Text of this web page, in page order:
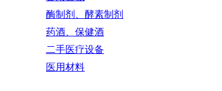
酶制剂、酵素制剂
药酒、保健酒
二手医疗设备
医用材料